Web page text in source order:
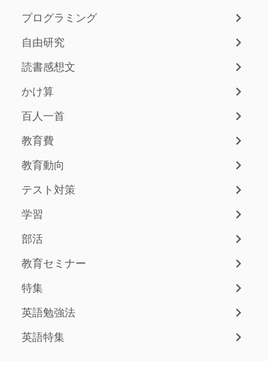
プログラミング
自由研究
読書感想文
かけ算
百人一首
教育費
教育動向
テスト対策
学習
部活
教育セミナー
特集
英語勉強法
英語特集